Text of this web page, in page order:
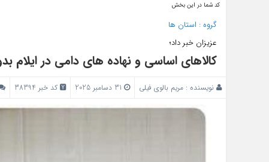
کد شما در این بخش
گروه : استان ها
عزیزان خبر داد؛
کالاهای اساسی و نهاده‌ های دامی در ایلام
نویسنده : مریم بالوی فیلی کد خبر 38394